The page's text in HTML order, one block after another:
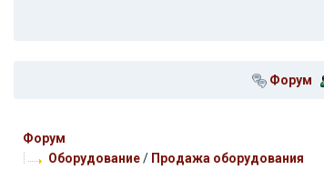
Форум
Форум
Оборудование/ Продажа оборудования